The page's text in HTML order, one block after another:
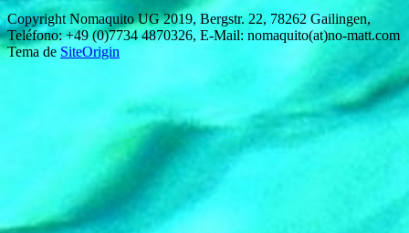
Copyright Nomaquito UG 2019, Bergstr. 22, 78262 Gailingen,
Teléfono: +49 (0)7734 4870326, E-Mail: nomaquito(at)no-matt.com
Tema de SiteOrigin